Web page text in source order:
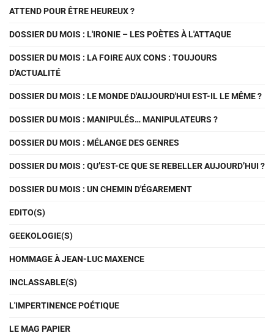
ATTEND POUR ÊTRE HEUREUX ?
DOSSIER DU MOIS : L'IRONIE – LES POÈTES À L'ATTAQUE
DOSSIER DU MOIS : LA FOIRE AUX CONS : TOUJOURS
D'ACTUALITÉ
DOSSIER DU MOIS : LE MONDE D'AUJOURD'HUI EST-IL LE MÊME ?
DOSSIER DU MOIS : MANIPULÉS… MANIPULATEURS ?
DOSSIER DU MOIS : MÉLANGE DES GENRES
DOSSIER DU MOIS : QU’EST-CE QUE SE REBELLER AUJOURD’HUI ?
DOSSIER DU MOIS : UN CHEMIN D'ÉGAREMENT
EDITO(S)
GEEKOLOGIE(S)
HOMMAGE À JEAN-LUC MAXENCE
INCLASSABLE(S)
L'IMPERTINENCE POÉTIQUE
LE MAG PAPIER